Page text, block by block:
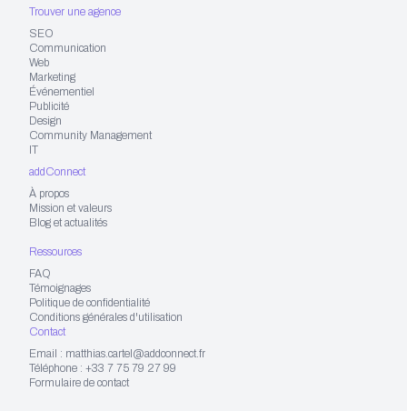
Trouver une agence
SEO
Communication
Web
Marketing
Événementiel
Publicité
Design
Community Management
IT
addConnect
À propos
Mission et valeurs
Blog et actualités
Ressources
FAQ
Témoignages
Politique de confidentialité
Conditions générales d'utilisation
Contact
Email : matthias.cartel@addconnect.fr
Téléphone : +33 7 75 79 27 99
Formulaire de contact